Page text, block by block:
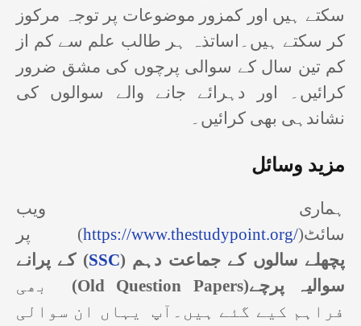
سکتے ہیں اور کمزور موضوعات پر توجہ مرکوز
کر سکتے ہیں۔اساتذہ ہر طالب علم سے کم از
کم تین سال کے سوالی پرچوں کی مشق ضرور
کرائیں۔ اور دہرائے جانے والے سوالوں کی
نشاندہی بھی کرائیں۔
مزید وسائل
ہماری ویب
سائٹ
(https://www.thestudypoint.org/)
پر
پچھلے سالوں کے جماعت دہم
(SSC)
کے پرانے
سوالیہ پرچے(Old Question Papers)
بھی
فراہم کیے گئے ہیں۔ آپ
یہاں ان سوالی